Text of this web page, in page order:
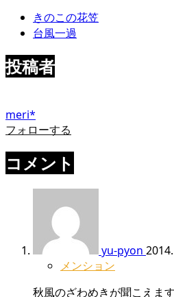
きのこの花笠
台風一過
投稿者
meri*
フォローする
コメント
yu-pyon
メンション
秋風のざわめきが聞こえま